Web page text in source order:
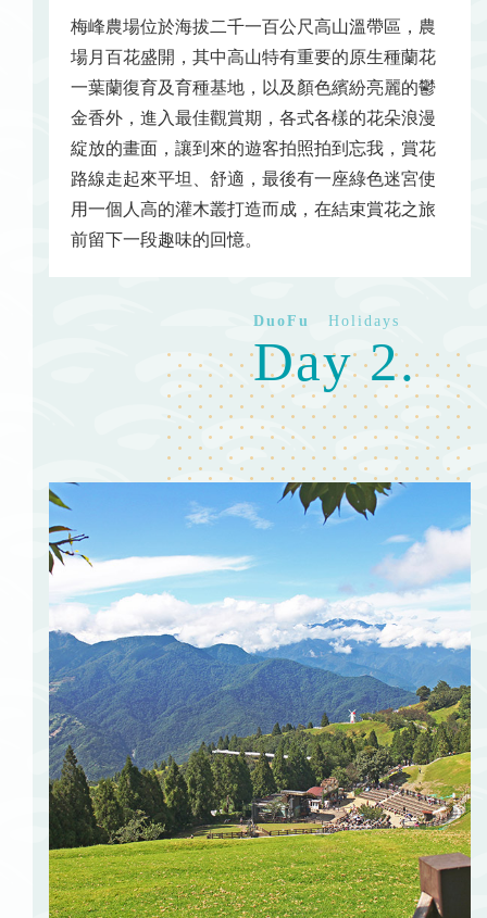
梅峰農場位於海拔二千一百公尺高山溫帶區，農
場月百花盛開，其中高山特有重要的原生種蘭花
一葉蘭復育及育種基地，以及顏色繽紛亮麗的鬱
金香外，進入最佳觀賞期，各式各樣的花朵浪漫
綻放的畫面，讓到來的遊客拍照拍到忘我，賞花
路線走起來平坦、舒適，最後有一座綠色迷宮使
用一個人高的灌木叢打造而成，在結束賞花之旅
前留下一段趣味的回憶。
Day 2.